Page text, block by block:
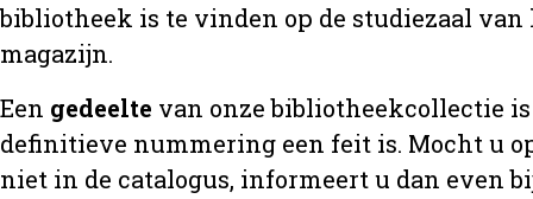
bibliotheek is te vinden op de studiezaal
magazijn.
Een gedeelte van onze bibliotheekcollectie
definitieve nummering een feit is. Mocht u
niet in de catalogus, informeert u dan even